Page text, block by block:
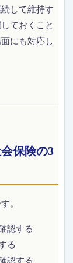
して維持す
ておくこと
にも対応し
保険の3
。
認する
る
認する